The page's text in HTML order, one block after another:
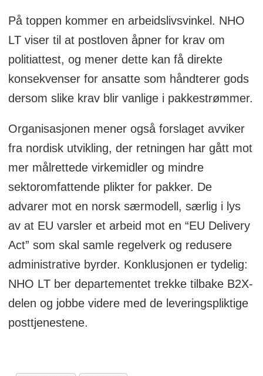
På toppen kommer en arbeidslivsvinkel. NHO
LT viser til at postloven åpner for krav om
politiattest, og mener dette kan få direkte
konsekvenser for ansatte som håndterer gods
dersom slike krav blir vanlige i pakkestrømmer.
Organisasjonen mener også forslaget avviker
fra nordisk utvikling, der retningen har gått mot
mer målrettede virkemidler og mindre
sektoromfattende plikter for pakker. De
advarer mot en norsk særmodell, særlig i lys
av at EU varsler et arbeid mot en “EU Delivery
Act” som skal samle regelverk og redusere
administrative byrder. Konklusjonen er tydelig:
NHO LT ber departementet trekke tilbake B2X-
delen og jobbe videre med de leveringspliktige
posttjenestene.